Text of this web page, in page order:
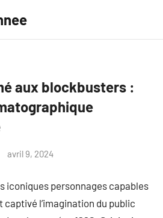
aux blockbusters :
avril 9, 2024
iconiques personnages capables
captivé l’imagination du public